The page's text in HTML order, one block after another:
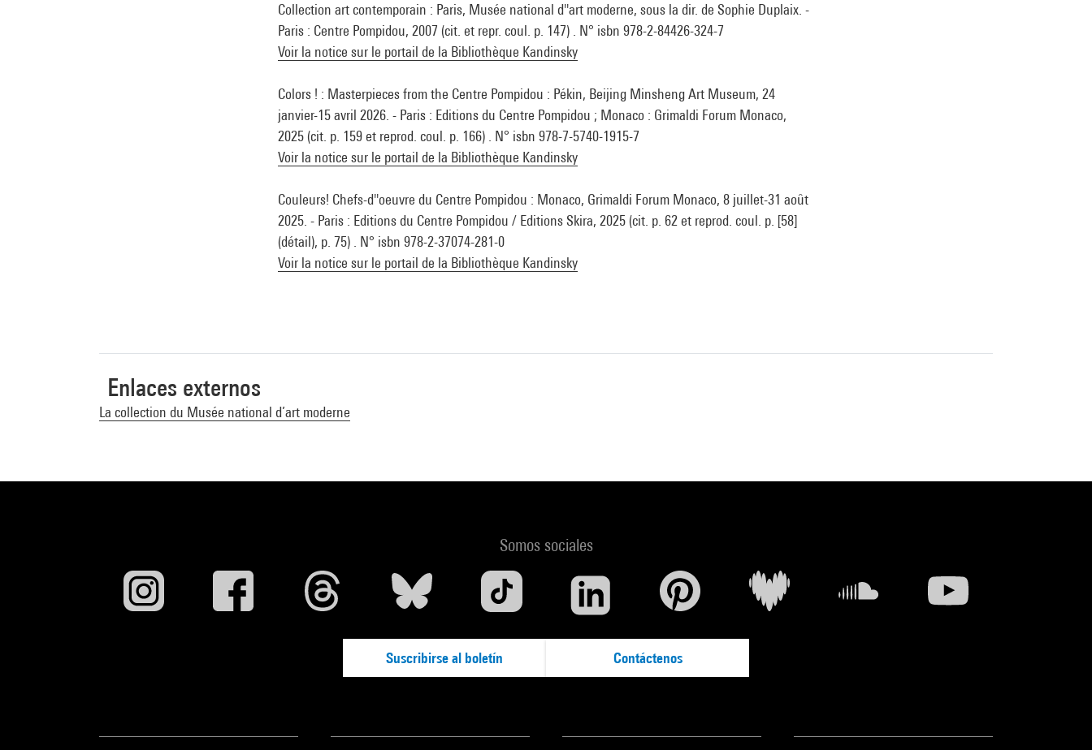
Collection art contemporain : Paris, Musée national d''art moderne, sous la dir. de Sophie Duplaix. -
Paris : Centre Pompidou, 2007 (cit. et repr. coul. p. 147) . N° isbn 978-2-84426-324-7
Voir la notice sur le portail de la Bibliothèque Kandinsky
Colors ! : Masterpieces from the Centre Pompidou : Pékin, Beijing Minsheng Art Museum, 24
janvier-15 avril 2026. - Paris : Editions du Centre Pompidou ; Monaco : Grimaldi Forum Monaco,
2025 (cit. p. 159 et reprod. coul. p. 166) . N° isbn 978-7-5740-1915-7
Voir la notice sur le portail de la Bibliothèque Kandinsky
Couleurs! Chefs-d''oeuvre du Centre Pompidou : Monaco, Grimaldi Forum Monaco, 8 juillet-31 août
2025. - Paris : Editions du Centre Pompidou / Editions Skira, 2025 (cit. p. 62 et reprod. coul. p. [58]
(détail), p. 75) . N° isbn 978-2-37074-281-0
Voir la notice sur le portail de la Bibliothèque Kandinsky
Enlaces externos
La collection du Musée national d’art moderne
Somos sociales
Suscribirse al boletín Contáctenos